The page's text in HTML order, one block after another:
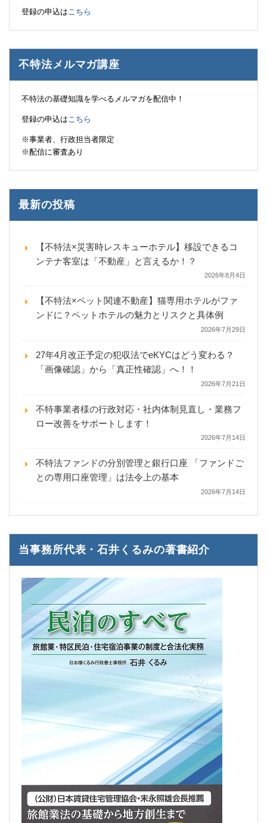
登録の申込は こちら
不特法メルマガ講座
不特法の基礎知識を学べるメルマガを配信中！
登録の申込は こちら
※事業者、行政担当者限定
※配信に審査あり
最新の投稿
【不特法×災害時レスキューホテル】移設できるコ
ンテナ客室は「不動産」と言えるか！？
2026年8月4日
【不特法×ペット関連不動産】猫専用ホテルがファ
ンドに？ペットホテルの魅力とリスクと具体例
2026年7月29日
27年4月改正予定の犯収法でeKYCはどう変わる？
「画像確認」から「真正性確認」へ！！
2026年7月21日
不特事業者様の行政対応・社内体制見直し・業務フ
ロー改善をサポートします！
2026年7月14日
不特法ファンドの分別管理と銀行口座 「ファンドご
との専用口座管理」は法令上の基本
2026年7月14日
当事務所代表・石井くるみの著書紹介